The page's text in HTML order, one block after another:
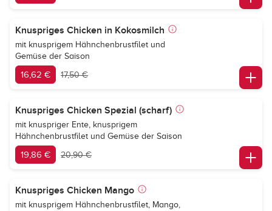
Knuspriges Chicken in Kokosmilch
mit knusprigem Hähnchenbrustfilet und
Gemüse der Saison
16,62 € 17,50 €
Knuspriges Chicken Spezial (scharf)
mit knuspriger Ente, knusprigem
Hähnchenbrustfilet und Gemüse der Saison
19,86 € 20,90 €
Knuspriges Chicken Mango
mit knusprigem Hähnchenbrustfilet, Mango,